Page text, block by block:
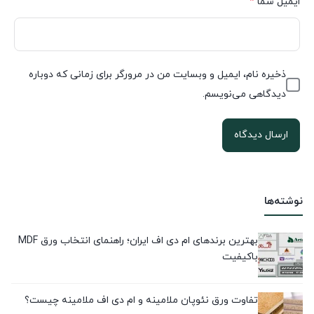
نوشته‌ها
بهترین برندهای ام دی اف ایران؛ راهنمای انتخاب ورق MDF
باکیفیت
تفاوت ورق نئوپان ملامینه و ام دی اف ملامینه چیست؟
ذخیره نام، ایمیل و وبسایت من در مرورگر برای زمانی که دوباره
دیدگاهی می‌نویسم.